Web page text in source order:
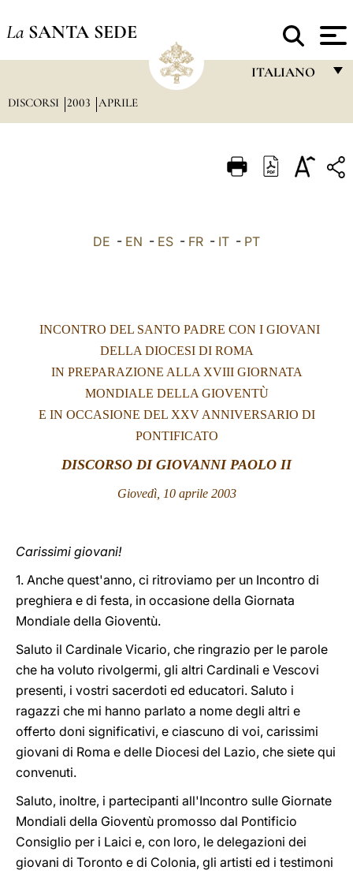
La SANTA SEDE
ITALIANO
ITALIANO
中文
LATINE
DISCORSI 2003 APRILE
DE - EN - ES - FR - IT - PT
INCONTRO DEL SANTO PADRE CON I GIOVANI
DELLA DIOCESI DI ROMA
IN PREPARAZIONE ALLA XVIII GIORNATA
MONDIALE DELLA GIOVENTÙ
E IN OCCASIONE DEL XXV ANNIVERSARIO DI
PONTIFICATO
DISCORSO DI GIOVANNI PAOLO II
Giovedì, 10 aprile 2003
Carissimi giovani!
1. Anche quest'anno, ci ritroviamo per un Incontro di
preghiera e di festa, in occasione della Giornata
Mondiale della Gioventù.
Saluto il Cardinale Vicario, che ringrazio per le parole
che ha voluto rivolgermi, gli altri Cardinali e Vescovi
presenti, i vostri sacerdoti ed educatori. Saluto i
ragazzi che mi hanno parlato a nome degli altri e
offerto doni significativi, e ciascuno di voi, carissimi
giovani di Roma e delle Diocesi del Lazio, che siete qui
convenuti.
Saluto, inoltre, i partecipanti all'Incontro sulle Giornate
Mondiali della Gioventù promosso dal Pontificio
Consiglio per i Laici e, con loro, le delegazioni dei
giovani di Toronto e di Colonia, gli artisti ed i testimoni